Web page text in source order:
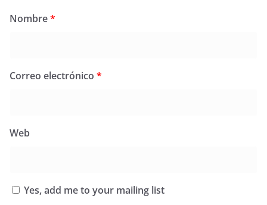
Nombre*
Correo electrónico *
Web
Yes, add me to your mailing list